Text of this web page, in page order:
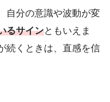
自分の意識や波動が変
るサインともいえま
続くときは、直感を信